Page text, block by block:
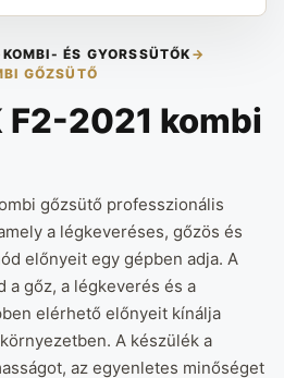
KOMBI- ÉS GYORSSÜTŐK →
GŐZSÜTŐ
F2-2021 kombi
gőzsütő professzionális
a légkeveréses, gőzös és
előnyeit egy gépben adja. A
a gőz, a légkeverés és a
elérhető előnyeit kínálja
A készülék a
az egyenletes minőséget